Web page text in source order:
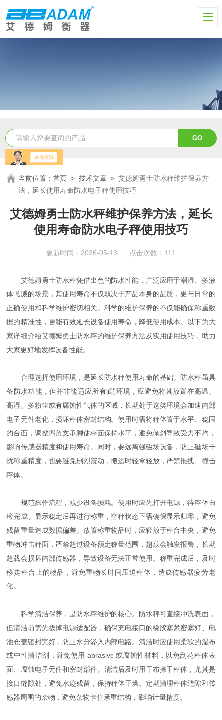
当前位置：首页 >技术文章 >艾德姆勇士防水秤维护保养方
法，延长使用寿命防水电子秤使用技巧
艾德姆勇士防水秤维护保养方法，延长
使用寿命防水电子秤使用技巧
更新时间：2026-05-13 点击次数：111
艾德姆勇士防水秤凭借出色的防水性能，广泛应用于潮湿、多液
体飞溅的场景，其使用寿命不仅取决于产品本身的品质，更与日常的
正确使用和科学维护密切相关。科学的维护保养的不仅能确保称重数
据的精准性，更能有效延长设备使用寿命，降低使用成本。以下为大
家详细介绍艾德姆勇士防水秤的维护保养方法及实用使用技巧，助力
大家更好地发挥设备性能。
合理选择使用环境，是延长防水秤使用寿命的基础。防水秤虽具
备防水功能，但并非能适应所有ji端环境，应避免将其放置在高温、
高湿、多粉尘或有腐蚀性气体的区域，长期处于这类环境会加速内部
电子元件老化，损坏秤体密封结构。使用时需将秤体置于水平、稳固
的台面，调整四角支承脚使秤面保持水平，避免倾斜导致受力不均，
影响传感器精度和使用寿命。同时，要远离强磁场设备，防止磁场干
扰称重精度，也要避免剧烈震动，搬运时轻拿轻放，严禁拖拽、撞击
秤体。
规范操作流程，减少设备损耗。使用时应先打开电源，待秤体自
检完成、显示稳定后再进行称重，空秤状态下需确保显示归零，避免
残留重量造成数据偏差。放置称重物品时，应轻放于秤台中央，避免
重物冲击秤面，严禁超过设备额定称量范围，超载会触发报警，长期
超载会损坏内部传感器，导致设备无法正常使用。称重完成后，及时
移走秤台上的物品，避免重物长时间压迫秤体，造成传感器疲劳老
化。
科学清洁保养，是防水秤维护的核心。防水秤可直接冲洗表面，
但清洁前需先拔掉电源适配器，确保充电接口的橡胶塞紧密塞好、电
池仓盖密封完好，防止水分渗入内部电路。清洁时应使用柔软的湿布
或中性清洁剂，避免使用 abrasive 或腐蚀性材料，以免刮花秤体表
面、腐蚀电子元件和密封部件。清洁后及时用干布擦干秤体，尤其是
接口缝隙处，避免水迹残留，保持秤体干燥。定期清理秤体缝隙和传
感器周围的杂物，避免杂物卡住承重结构，影响计量精度。